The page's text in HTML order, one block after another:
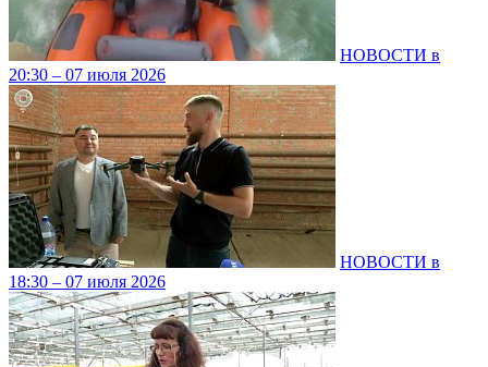
НОВОСТИ в
20:30 – 07 июля 2026
НОВОСТИ в
18:30 – 07 июля 2026